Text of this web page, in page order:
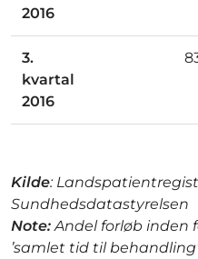
2016
3.
kvartal
2016
Kilde:
Sundhedsdatastyrelsen
Note: Andel forløb inden
’samlet tid til